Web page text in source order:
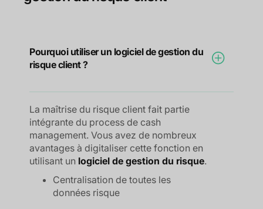
Pourquoi utiliser un logiciel de gestion du
risque client ?
La maîtrise du risque client fait partie
intégrante du process de cash
management. Vous avez de nombreux
avantages à digitaliser cette fonction en
utilisant un logiciel de gestion du risque.
Centralisation de toutes les
données risque